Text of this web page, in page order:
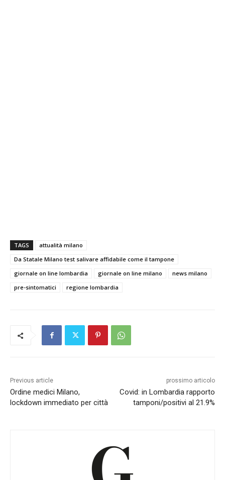
TAGS
attualità milano
Da Statale Milano test salivare affidabile come il tampone
giornale on line lombardia
giornale on line milano
news milano
pre-sintomatici
regione lombardia
Previous article
Ordine medici Milano,
lockdown immediato per città
prossimo articolo
Covid: in Lombardia rapporto
tamponi/positivi al 21.9%